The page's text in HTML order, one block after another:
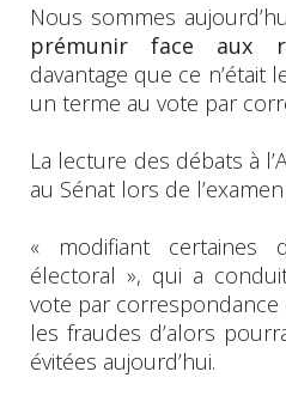
Nous sommes
prémunir face aux
davantage que ce n’était
un terme au vote par
La lecture des débats à
au Sénat lors de
« modifiant certaines
électoral », qui a
vote par correspondance
les fraudes d’alors
évitées aujourd’hui.